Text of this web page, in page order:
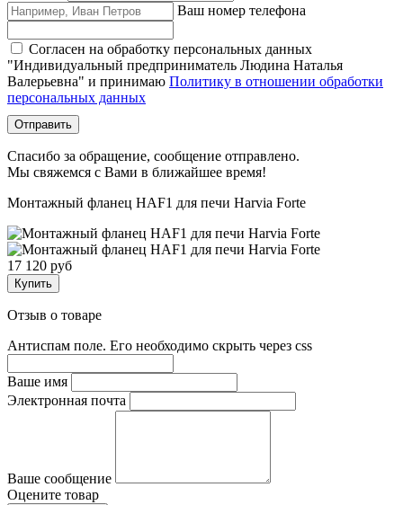
Ваш номер телефона
Согласен на обработку персональных данных
"Индивидуальный предприниматель Людина Наталья
Валерьевна" и принимаю Политику в отношении обработки
персональных данных
Отправить
Спасибо за обращение, сообщение отправлено.
Мы свяжемся с Вами в ближайшее время!
Монтажный фланец HAF1 для печи Harvia Forte
17 120 руб
Купить
Отзыв о товаре
Антиспам поле. Его необходимо скрыть через css
Ваше имя
Электронная почта
Ваше сообщение
Оцените товар